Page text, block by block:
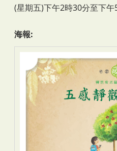
(星期五)下午2時30分至下午
海報: